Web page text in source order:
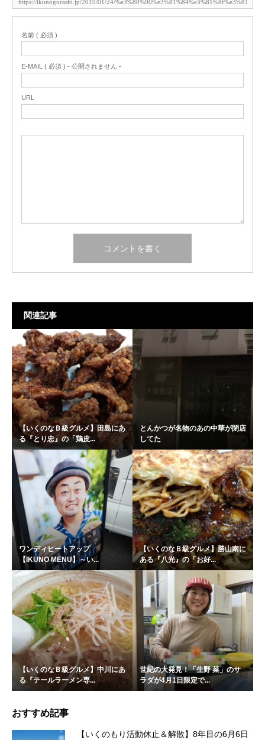
名前 ( 必須 )
E-MAIL ( 必須 ) - 公開されません -
URL
関連記事
【いくのなＢ級グルメ】田島にあ
る『とり忠』の「鶏皮...
とんかつが名物のあの中華が閉店
してた
ワンディヒートアップ
【IKUNO MENU】～い...
【いくのなＢ級グルメ】勝山南に
ある『八光』の「お好...
【いくのなＢ級グルメ】中川にあ
る『テールラーメン専...
世紀の大発見！「生野 菜」のサ
ラダが4月1日限定で...
おすすめ記事
【いくのもり活動休止＆解散】8年目の6月6日